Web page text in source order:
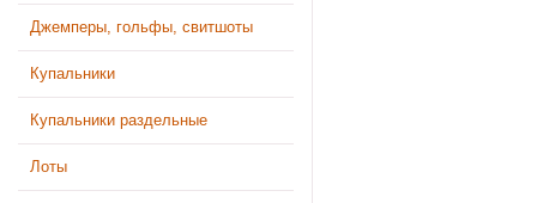
Джемперы, гольфы, свитшоты
Купальники
Купальники раздельные
Лоты